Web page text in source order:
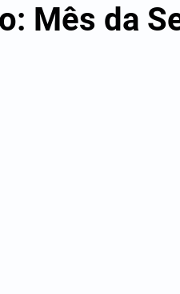
Mês da